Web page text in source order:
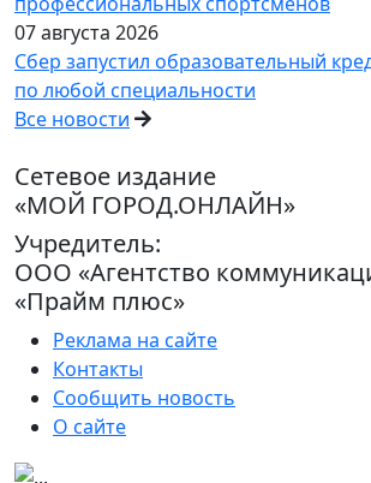
07 августа 2026
Сбер запустил образовательный
по любой специальности
Все новости
Сетевое издание
«МОЙ ГОРОД.ОНЛАЙН»
Учредитель:
ООО «Агентство
«Прайм плюс»
Реклама на сайте
Контакты
Сообщить новость
О сайте